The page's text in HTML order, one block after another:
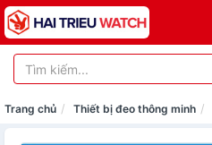
Trang chủ Thiết bị đeo thông minh